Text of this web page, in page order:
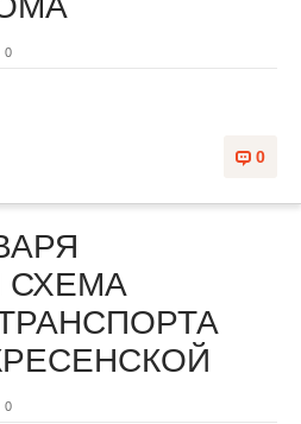
0
0
СХЕМА
0